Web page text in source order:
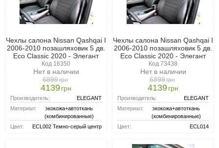
Чехлы салона Nissan Qashqai I
2006-2010 позашляховик 5 дв.
Eco Classic 2020 - Элегант
Код 16350
Нет в наличии
6899грн
4139грн
Производитель:
ELEGANT
Материал:
экокожа+автоткань
(комбинированные)
Цвет:
ECL002 Темно-серый центр
Чехлы салона Nissan Qashqai I
2006-2010 позашляховик 5 дв.
Eco Classic 2020 - Элегант
Код 73438
Нет в наличии
6899грн
4139грн
Производитель:
ELEGANT
Материал:
экокожа+автоткань
(комбинированные)
Цвет:
ECL014